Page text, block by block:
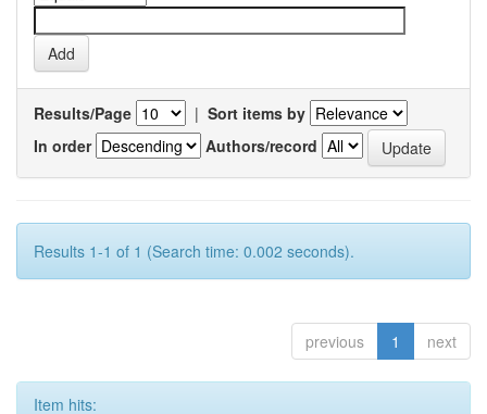
Results/Page | Sort items by
In order
Authors/record
Results 1-1 of 1 (Search time: 0.002 seconds).
previous 1 next
Item hits: